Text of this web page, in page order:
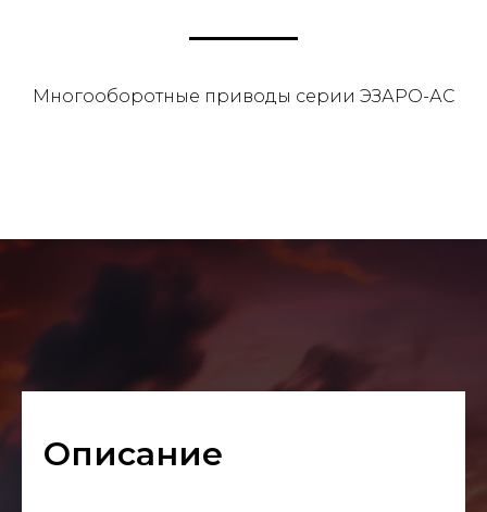
Многооборотные приводы серии ЭЗАРО-АС
Описание